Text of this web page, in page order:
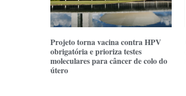
Projeto torna vacina contra HPV
obrigatória e prioriza testes
moleculares para câncer de colo do
útero